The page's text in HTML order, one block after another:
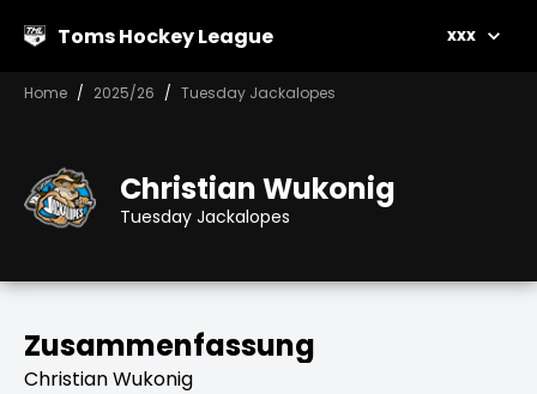
Toms Hockey League xxx
Home 2025/26 Tuesday Jackalopes
Christian Wukonig
Tuesday Jackalopes
Zusammenfassung
Christian Wukonig